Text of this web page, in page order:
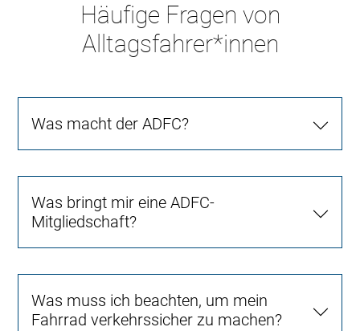
Häufige Fragen von
Alltagsfahrer*innen
Was macht der ADFC?
Was bringt mir eine ADFC-
Mitgliedschaft?
Was muss ich beachten, um mein
Fahrrad verkehrssicher zu machen?